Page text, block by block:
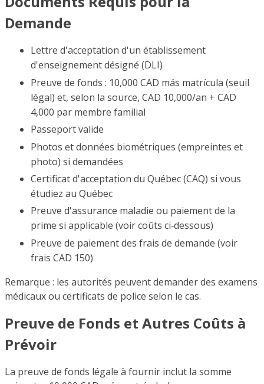
Demande
Lettre d'acceptation d'un établissement
d'enseignement désigné (DLI)
Preuve de fonds : 10,000 CAD más matrícula (seuil
légal) et, selon la source, CAD 10,000/an + CAD
4,000 par membre familial
Passeport valide
Photos et données biométriques (empreintes et
photo) si demandées
Certificat d'acceptation du Québec (CAQ) si vous
étudiez au Québec
Preuve d'assurance maladie ou paiement de la
prime si applicable (voir coûts ci‑dessous)
Preuve de paiement des frais de demande (voir
frais CAD 150)
Remarque : les autorités peuvent demander des examens
médicaux ou certificats de police selon le cas.
Preuve de Fonds et Autres Coûts à
Prévoir
La preuve de fonds légale à fournir inclut la somme